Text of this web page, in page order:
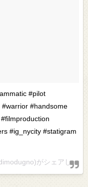
#pilot
#handsome
#ig_nycity #statigram
Anna Maria di Modugnoさん(@annam_dimodugno)がシェアした投稿 –